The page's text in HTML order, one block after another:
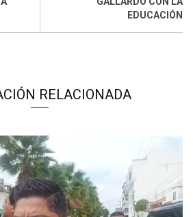
EDUCACIÓN
RELACIONADA